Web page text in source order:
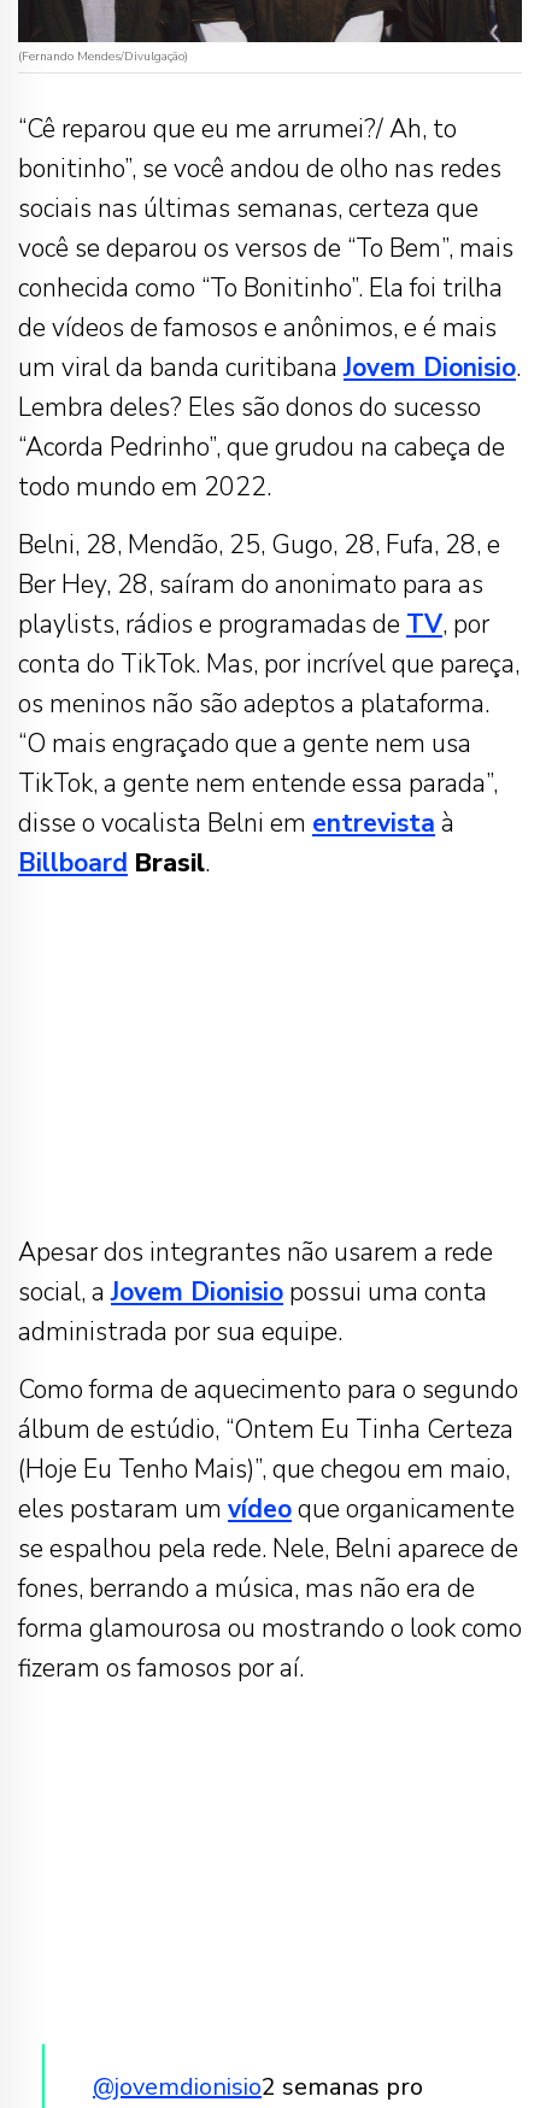
(Fernando Mendes/Divulgação)
“Cê reparou que eu me arrumei?/ Ah, to
bonitinho”, se você andou de olho nas redes
sociais nas últimas semanas, certeza que
você se deparou os versos de “To Bem”, mais
conhecida como “To Bonitinho”. Ela foi trilha
de vídeos de famosos e anônimos, e é mais
um viral da banda curitibanaJovem Dionisio.
Lembra deles? Eles são donos do sucesso
“Acorda Pedrinho”, que grudou na cabeça de
todo mundo em 2022.
Belni, 28, Mendão, 25, Gugo, 28, Fufa, 28, e
Ber Hey, 28, saíram do anonimato para as
playlists, rádios e programadas de TV, por
conta do TikTok. Mas, por incrível que pareça,
os meninos não são adeptos a plataforma.
“O mais engraçado que a gente nem usa
TikTok, a gente nem entende essa parada”,
disse o vocalista Belni em entrevista à
Billboard Brasil.
Apesar dos integrantes não usarem a rede
social, aJovem Dionisio possui uma conta
administrada por sua equipe.
Como forma de aquecimento para o segundo
álbum de estúdio, “Ontem Eu Tinha Certeza
(Hoje Eu Tenho Mais)”, que chegou em maio,
eles postaram um vídeoque organicamente
se espalhou pela rede. Nele, Belni aparece de
fones, berrando a música, mas não era de
forma glamourosa ou mostrando o look como
fizeram os famosos por aí.
@jovemdionisio2 semanas pro